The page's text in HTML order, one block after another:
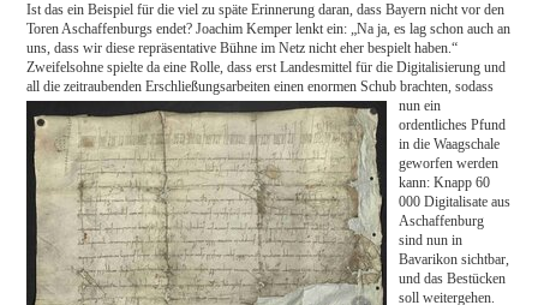
Ist das ein Beispiel für die viel zu späte Erinnerung daran, dass Bayern nicht vor den
Toren Aschaffenburgs endet? Joachim Kemper lenkt ein: „Na ja, es lag schon auch an
uns, dass wir diese repräsentative Bühne im Netz nicht eher bespielt haben.“
Zweifelsohne spielte da eine Rolle, dass erst Landesmittel für die Digitalisierung und
all die zeitraubendenErschließungsarbeiten einen enormen Schub brachten, sodass
nun ein
ordentliches Pfund
in die Waagschale
geworfen werden
kann: Knapp 60
000 Digitalisate aus
Aschaffenburg
sind nun in
Bavarikon sichtbar,
und das Bestücken
soll weitergehen.